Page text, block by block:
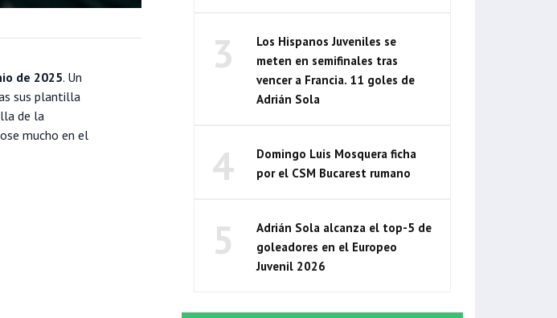
de 2025. Un
sus plantilla
de la
mucho en el
3
Los Hispanos Juveniles se
meten en semifinales tras
vencer a Francia. 11 goles de
Adrián Sola
4
Domingo Luis Mosquera ficha
por el CSM Bucarest rumano
5
Adrián Sola alcanza el top-5 de
goleadores en el Europeo
Juvenil 2026